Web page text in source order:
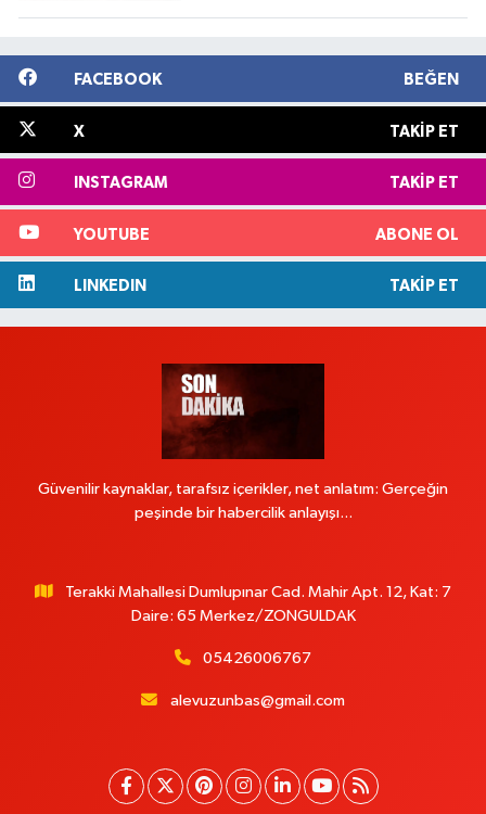
FACEBOOK BEĞEN
X TAKIP ET
INSTAGRAM TAKIP ET
YOUTUBE ABONE OL
LINKEDIN TAKIP ET
Güvenilir kaynaklar, tarafsız içerikler, net anlatım: Gerçeğin
peşinde bir habercilik anlayışı...
Terakki Mahallesi Dumlupınar Cad. Mahir Apt. 12, Kat: 7
Daire: 65 Merkez/ZONGULDAK
05426006767
alevuzunbas@gmail.com